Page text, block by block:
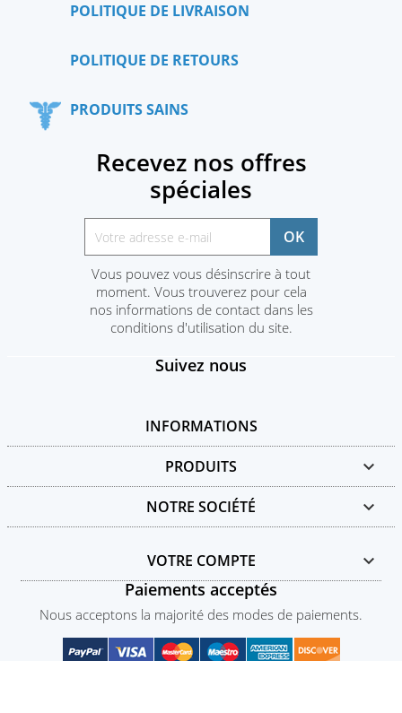
POLITIQUE DE LIVRAISON
POLITIQUE DE RETOURS
PRODUITS SAINS
Recevez nos offres
spéciales
Vous pouvez vous désinscrire à tout
moment. Vous trouverez pour cela
nos informations de contact dans les
conditions d'utilisation du site.
Suivez nous
INFORMATIONS
PRODUITS 
NOTRE SOCIÉTÉ 
VOTRE COMPTE

Paiements acceptés
Nous acceptons la majorité des modes de paiements.